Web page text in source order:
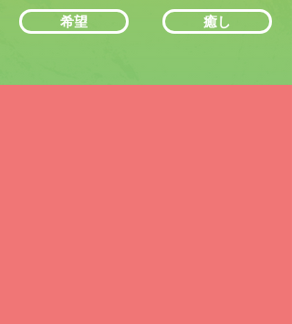
希望 癒し